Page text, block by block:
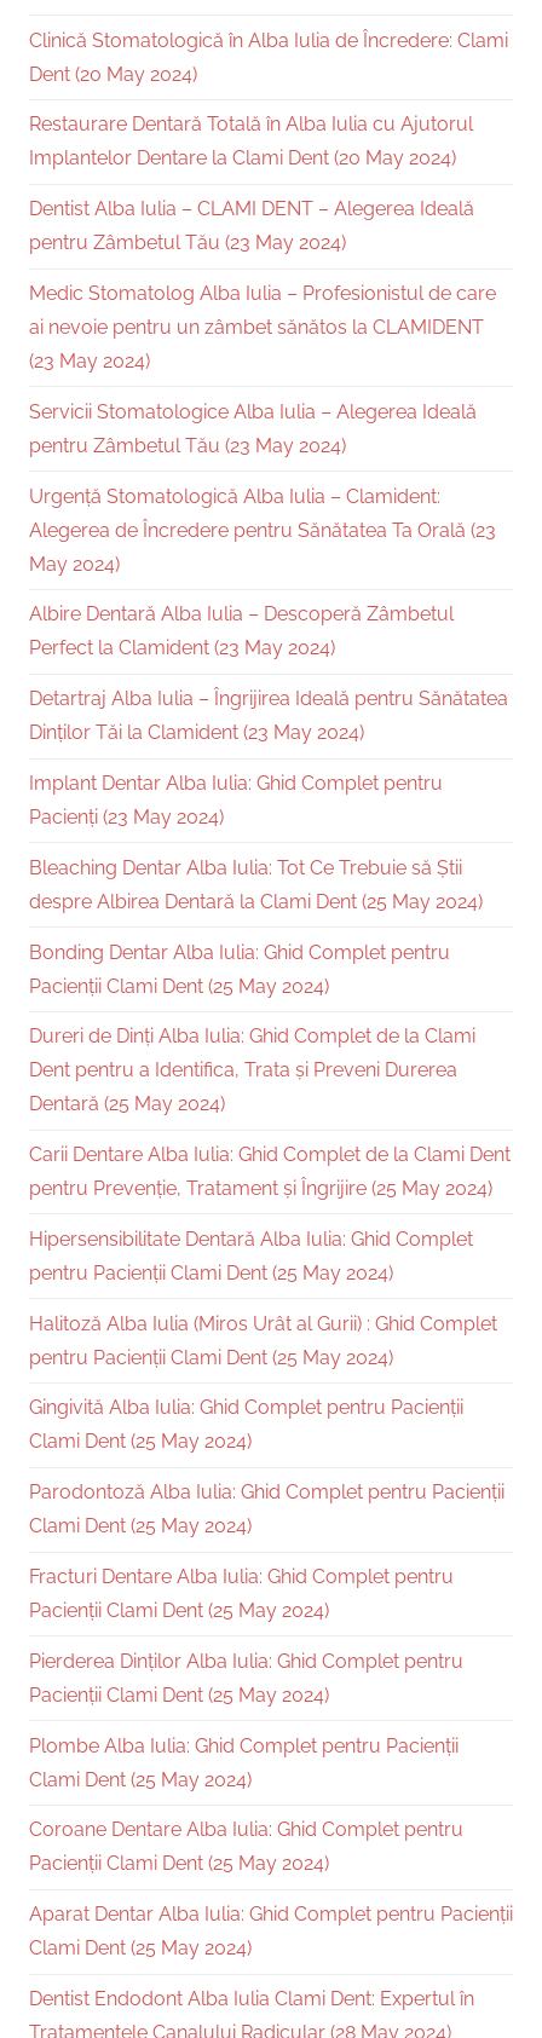
Clinică Stomatologică în Alba Iulia de Încredere: Clami
Dent (20 May 2024)
Restaurare Dentară Totală în Alba Iulia cu Ajutorul
Implantelor Dentare la Clami Dent (20 May 2024)
Dentist Alba Iulia – CLAMI DENT – Alegerea Ideală
pentru Zâmbetul Tău (23 May 2024)
Medic Stomatolog Alba Iulia – Profesionistul de care
ai nevoie pentru un zâmbet sănătos la CLAMIDENT
(23 May 2024)
Servicii Stomatologice Alba Iulia – Alegerea Ideală
pentru Zâmbetul Tău (23 May 2024)
Urgență Stomatologică Alba Iulia – Clamident:
Alegerea de Încredere pentru Sănătatea Ta Orală (23
May 2024)
Albire Dentară Alba Iulia – Descoperă Zâmbetul
Perfect la Clamident (23 May 2024)
Detartraj Alba Iulia – Îngrijirea Ideală pentru Sănătatea
Dinților Tăi la Clamident (23 May 2024)
Implant Dentar Alba Iulia: Ghid Complet pentru
Pacienți (23 May 2024)
Bleaching Dentar Alba Iulia: Tot Ce Trebuie să Știi
despre Albirea Dentară la Clami Dent (25 May 2024)
Bonding Dentar Alba Iulia: Ghid Complet pentru
Pacienții Clami Dent (25 May 2024)
Dureri de Dinți Alba Iulia: Ghid Complet de la Clami
Dent pentru a Identifica, Trata și Preveni Durerea
Dentară (25 May 2024)
Carii Dentare Alba Iulia: Ghid Complet de la Clami Dent
pentru Prevenție, Tratament și Îngrijire (25 May 2024)
Hipersensibilitate Dentară Alba Iulia: Ghid Complet
pentru Pacienții Clami Dent (25 May 2024)
Halitoză Alba Iulia (Miros Urât al Gurii) : Ghid Complet
pentru Pacienții Clami Dent (25 May 2024)
Gingivită Alba Iulia: Ghid Complet pentru Pacienții
Clami Dent (25 May 2024)
Parodontoză Alba Iulia: Ghid Complet pentru Pacienții
Clami Dent (25 May 2024)
Fracturi Dentare Alba Iulia: Ghid Complet pentru
Pacienții Clami Dent (25 May 2024)
Pierderea Dinților Alba Iulia: Ghid Complet pentru
Pacienții Clami Dent (25 May 2024)
Plombe Alba Iulia: Ghid Complet pentru Pacienții
Clami Dent (25 May 2024)
Coroane Dentare Alba Iulia: Ghid Complet pentru
Pacienții Clami Dent (25 May 2024)
Aparat Dentar Alba Iulia: Ghid Complet pentru Pacienții
Clami Dent (25 May 2024)
Dentist Endodont Alba Iulia Clami Dent: Expertul în
Tratamentele Canalului Radicular (28 May 2024)